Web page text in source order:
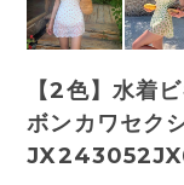
【2色】水着
ボンカワセク